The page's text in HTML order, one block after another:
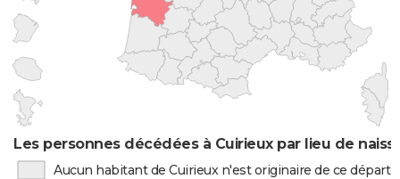
Les personnes décédées à Cuirieux par lieu de
Aucun habitant de Cuirieux n'est originaire de ce